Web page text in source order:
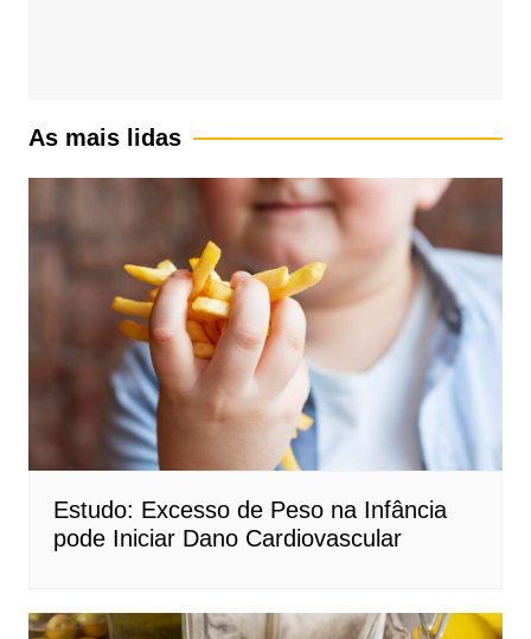
As mais lidas
Estudo: Excesso de Peso na Infância
pode Iniciar Dano Cardiovascular